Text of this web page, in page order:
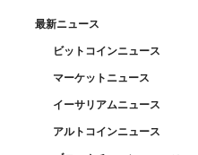
最新ニュース
ビットコインニュース
マーケットニュース
イーサリアムニュース
アルトコインニュース